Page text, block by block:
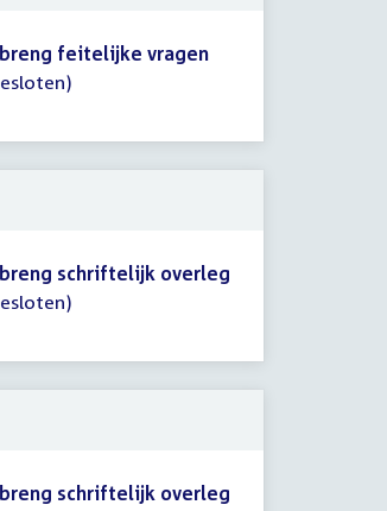
feitelijke vragen
schriftelijk overleg
schriftelijk overleg